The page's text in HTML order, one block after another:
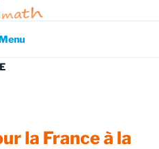
Mathématiques
la France à la